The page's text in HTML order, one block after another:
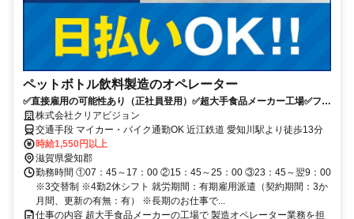
ペットボトル飲料製造のオペレーター
✅直接雇用の可能性あり（正社員登用）✅超大手食品メーカー工場✅フォ
ークリフト資格が活かせる
株式会社クリアビジョン
交通手段 マイカー・バイク通勤OK 近江鉄道 愛知川駅より徒歩13分
時給1,550円以上
滋賀県愛知郡
勤務時間 ①07：45～17：00 ②15：45～25：00 ③23：45～翌9：00
※3交替制 ※4勤2休シフト 就労期間：有期雇用派遣（契約期間：3か
月間、更新の有無：有） ※長期のお仕事で...
仕事の内容 超大手食品メーカーの工場で 製造オペレーター業務を担